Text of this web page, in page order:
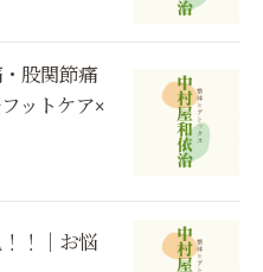
股関節痛
ットケア×
！｜お悩